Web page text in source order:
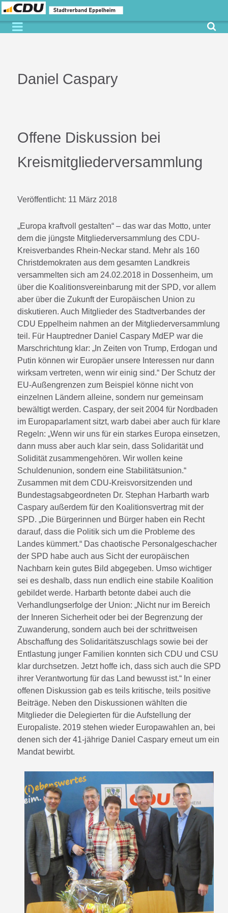
Daniel Caspary
Offene Diskussion bei
Kreismitgliederversammlung
Veröffentlicht: 11 März 2018
„Europa kraftvoll gestalten“ – das war das Motto, unter
dem die jüngste Mitgliederversammlung des CDU-
Kreisverbandes Rhein-Neckar stand. Mehr als 160
Christdemokraten aus dem gesamten Landkreis
versammelten sich am 24.02.2018 in Dossenheim, um
über die Koalitionsvereinbarung mit der SPD, vor allem
aber über die Zukunft der Europäischen Union zu
diskutieren. Auch Mitglieder des Stadtverbandes der
CDU Eppelheim nahmen an der Mitgliederversammlung
teil. Für Hauptredner Daniel Caspary MdEP war die
Marschrichtung klar: „In Zeiten von Trump, Erdogan und
Putin können wir Europäer unsere Interessen nur dann
wirksam vertreten, wenn wir einig sind.“ Der Schutz der
EU-Außengrenzen zum Beispiel könne nicht von
einzelnen Ländern alleine, sondern nur gemeinsam
bewältigt werden. Caspary, der seit 2004 für Nordbaden
im Europaparlament sitzt, warb dabei aber auch für klare
Regeln: „Wenn wir uns für ein starkes Europa einsetzen,
dann muss aber auch klar sein, dass Solidarität und
Solidität zusammengehören. Wir wollen keine
Schuldenunion, sondern eine Stabilitätsunion.“
Zusammen mit dem CDU-Kreisvorsitzenden und
Bundestagsabgeordneten Dr. Stephan Harbarth warb
Caspary außerdem für den Koalitionsvertrag mit der
SPD. „Die Bürgerinnen und Bürger haben ein Recht
darauf, dass die Politik sich um die Probleme des
Landes kümmert.“ Das chaotische Personalgeschacher
der SPD habe auch aus Sicht der europäischen
Nachbarn kein gutes Bild abgegeben. Umso wichtiger
sei es deshalb, dass nun endlich eine stabile Koalition
gebildet werde. Harbarth betonte dabei auch die
Verhandlungserfolge der Union: „Nicht nur im Bereich
der Inneren Sicherheit oder bei der Begrenzung der
Zuwanderung, sondern auch bei der schrittweisen
Abschaffung des Solidaritätszuschlags sowie bei der
Entlastung junger Familien konnten sich CDU und CSU
klar durchsetzen. Jetzt hoffe ich, dass sich auch die SPD
ihrer Verantwortung für das Land bewusst ist.“ In einer
offenen Diskussion gab es teils kritische, teils positive
Beiträge. Neben den Diskussionen wählten die
Mitglieder die Delegierten für die Aufstellung der
Europaliste. 2019 stehen wieder Europawahlen an, bei
denen sich der 41-jährige Daniel Caspary erneut um ein
Mandat bewirbt.